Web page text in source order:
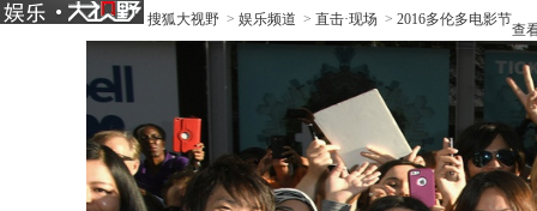
搜狐大视野 > 娱乐频道 > 直击·现场 > 2016多伦多电影节
查